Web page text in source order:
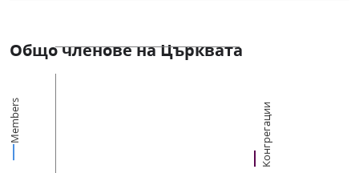
Общо членове на Църквата
Members Конгрегации